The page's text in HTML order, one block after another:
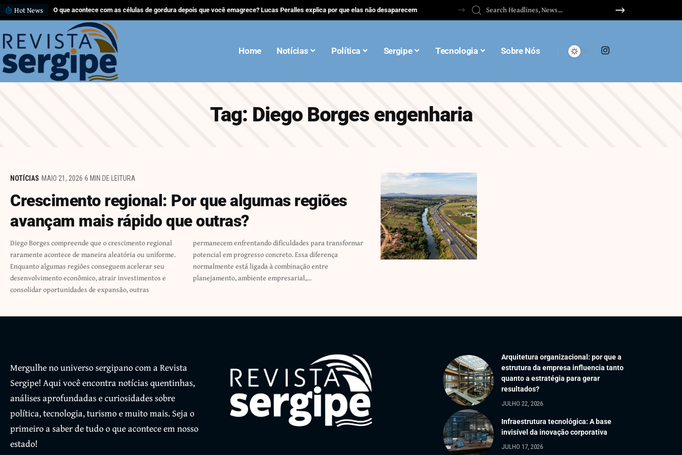
Hot News O que acontece com as células de gordura depois que você emagrece? Lucas Peralles explica por que elas não desaparecem
Home Notícias Política Sergipe Tecnologia Sobre Nós
Tag: Diego Borges engenharia
NOTÍCIAS MAIO 21, 2026 6 MIN DE LEITURA
Crescimento regional: Por que algumas regiões
avançam mais rápido que outras?
Diego Borges compreende que o crescimento regional
raramente acontece de maneira aleatória ou uniforme.
Enquanto algumas regiões conseguem acelerar seu
desenvolvimento econômico, atrair investimentos e
consolidar oportunidades de expansão, outras
permanecem enfrentando dificuldades para transformar
potencial em progresso concreto. Essa diferença
normalmente está ligada à combinação entre
planejamento, ambiente empresarial,…
Mergulhe no universo sergipano com a Revista
Sergipe! Aqui você encontra notícias quentinhas,
análises aprofundadas e curiosidades sobre
política, tecnologia, turismo e muito mais. Seja o
primeiro a saber de tudo o que acontece em nosso
estado!
Arquitetura organizacional: por que a
estrutura da empresa influencia tanto
quanto a estratégia para gerar
resultados?
JULHO 22, 2026
Infraestrutura tecnológica: A base
invisível da inovação corporativa
JULHO 17, 2026